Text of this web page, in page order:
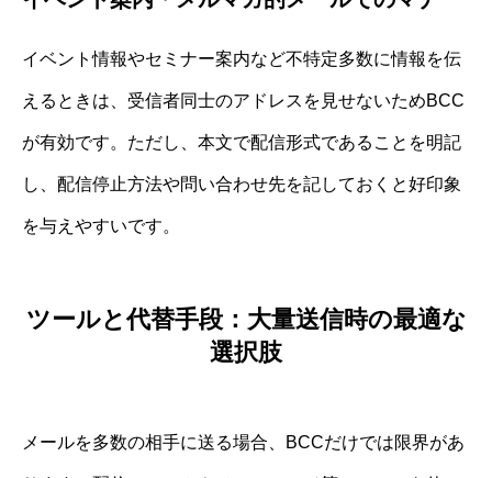
イベント情報やセミナー案内など不特定多数に情報を伝
えるときは、受信者同士のアドレスを見せないためBCC
が有効です。ただし、本文で配信形式であることを明記
し、配信停止方法や問い合わせ先を記しておくと好印象
を与えやすいです。
ツールと代替手段：大量送信時の最適な
選択肢
メールを多数の相手に送る場合、BCCだけでは限界があ